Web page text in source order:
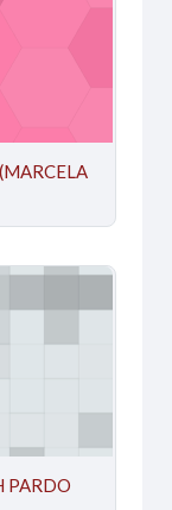
PINZON)
PARDO